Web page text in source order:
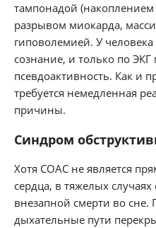
тампонадой
разрывом миокарда,
гиповолемией. У человека
сознание, и только по
псевдоактивность. Как и
требуется немедленная
причины.
Синдром
Хотя СОАС не является
сердца, в тяжелых
внезапной смерти во сне.
дыхательные пути